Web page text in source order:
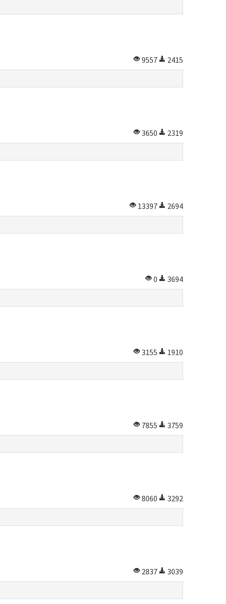
9557
2415
3650
2319
13397
2694
0
3694
3155
1910
7855
3759
8060
3292
2837
3039